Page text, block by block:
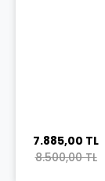
7.885,00 TL
8.500,00 TL